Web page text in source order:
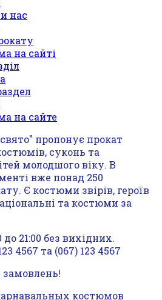
нас
на сайті
на сайте
пропонує прокат
суконь та
молодшого віку. В
вже понад 250
Є костюми звірів, героїв
та костюми за
21:00 без вихідних.
4567 та (067) 123 4567
костюмов